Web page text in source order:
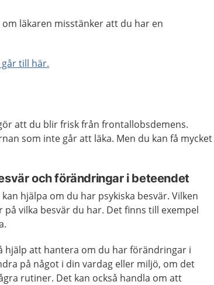
läkaren misstänker att du har en
till här.
att du blir frisk från frontallobsdemens.
som inte går att läka. Men du kan få mycket
och förändringar i beteendet
hjälpa om du har psykiska besvär. Vilken
vilka besvär du har. Det finns till exempel
hjälp att hantera om du har förändringar i
på något i din vardag eller miljö, om det
rutiner. Det kan också handla om att